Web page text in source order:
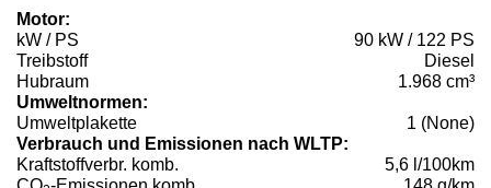
Motor:
kW / PS
90 kW / 122 PS
Treibstoff
Diesel
Hubraum
1.968 cm³
Umweltnormen:
Umweltplakette
1 (None)
Verbrauch und Emissionen nach WLTP:
Kraftstoffverbr. komb.
5,6 l/100km